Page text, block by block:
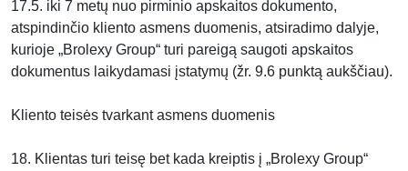
17.5. iki 7 metų nuo pirminio apskaitos dokumento,
atspindinčio kliento asmens duomenis, atsiradimo dalyje,
kurioje „Brolexy Group“ turi pareigą saugoti apskaitos
dokumentus laikydamasi įstatymų (žr. 9.6 punktą aukščiau).
Kliento teisės tvarkant asmens duomenis
18. Klientas turi teisę bet kada kreiptis į „Brolexy Group“